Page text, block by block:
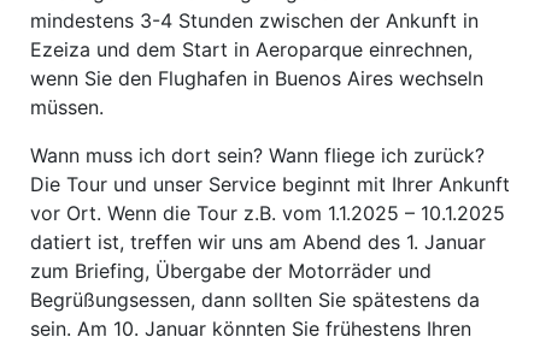
mindestens 3-4 Stunden zwischen der Ankunft in
Ezeiza und dem Start in Aeroparque einrechnen,
wenn Sie den Flughafen in Buenos Aires wechseln
müssen.
Wann muss ich dort sein? Wann fliege ich zurück?
Die Tour und unser Service beginnt mit Ihrer Ankunft
vor Ort. Wenn die Tour z.B. vom 1.1.2025 – 10.1.2025
datiert ist, treffen wir uns am Abend des 1. Januar
zum Briefing, Übergabe der Motorräder und
Begrüßungsessen, dann sollten Sie spätestens da
sein. Am 10. Januar könnten Sie frühestens Ihren